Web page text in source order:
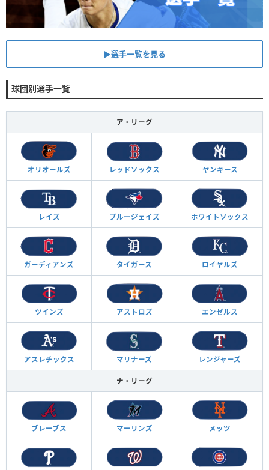
▶︎選手一覧を見る
球団別選手一覧
ア・リーグ
オリオールズ レッドソックス ヤンキース
レイズ ブルージェイズ ホワイトソックス
ガーディアンズ タイガース ロイヤルズ
ツインズ アストロズ エンゼルス
アスレチックス マリナーズ レンジャーズ
ナ・リーグ
ブレーブス マーリンズ メッツ